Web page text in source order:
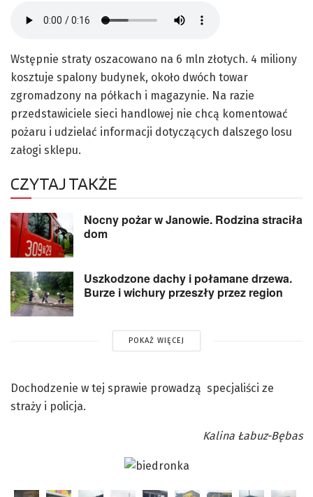
Wstępnie straty oszacowano na 6 mln złotych. 4 miliony
kosztuje spalony budynek, około dwóch towar
zgromadzony na półkach i magazynie. Na razie
przedstawiciele sieci handlowej nie chcą komentować
pożaru i udzielać informacji dotyczących dalszego losu
załogi sklepu.
CZYTAJ TAKŻE
Nocny pożar w Janowie. Rodzina straciła
dom
Uszkodzone dachy i połamane drzewa.
Burze i wichury przeszły przez region
POKAŻ WIĘCEJ
Dochodzenie w tej sprawie prowadzą specjaliści ze
straży i policja.
Kalina Łabuz-Bębas